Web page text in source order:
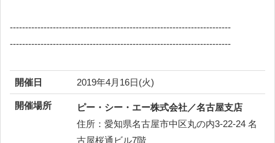
------------------------------------------------------------------------
------------------------------------------------------------------------
開催日 2019年4月16日(火)
開催場所
ピー・シー・エー株式会社／名古屋支店
住所：愛知県名古屋市中区丸の内3-22-24 名
古屋桜通ビル7階